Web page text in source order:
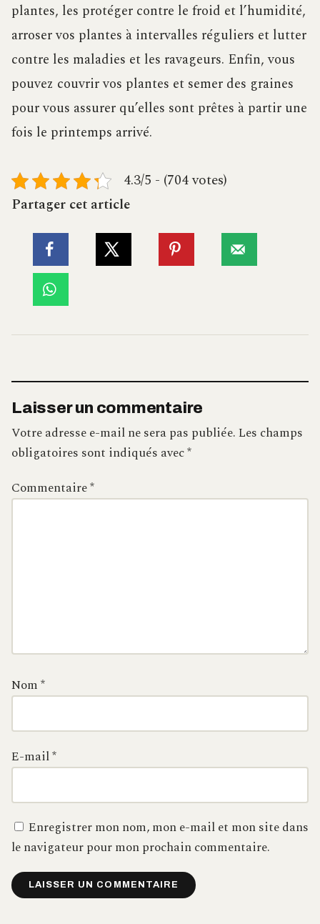
plantes, les protéger contre le froid et l’humidité,
arroser vos plantes à intervalles réguliers et lutter
contre les maladies et les ravageurs. Enfin, vous
pouvez couvrir vos plantes et semer des graines
pour vous assurer qu’elles sont prêtes à partir une
fois le printemps arrivé.
4.3/5 - (704 votes)
Partager cet article
Laisser un commentaire
Votre adresse e-mail ne sera pas publiée.Les champs
obligatoires sont indiqués avec*
Commentaire*
Nom*
E-mail*
Enregistrer mon nom, mon e-mail et mon site dans
le navigateur pour mon prochain commentaire.